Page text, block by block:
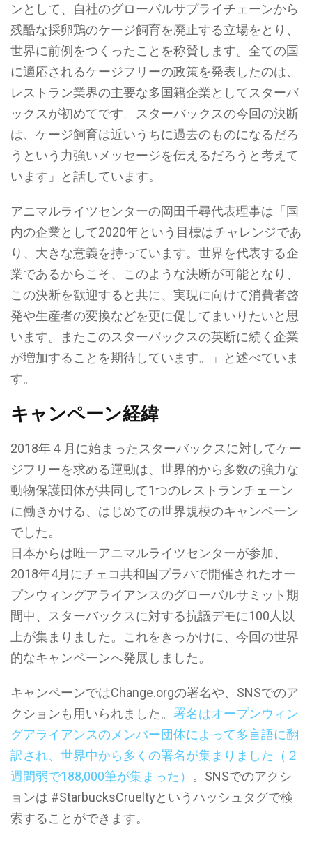
ンとして、自社のグローバルサプライチェーンから
残酷な採卵鶏のケージ飼育を廃止する立場をとり、
世界に前例をつくったことを称賛します。全ての国
に適応されるケージフリーの政策を発表したのは、
レストラン業界の主要な多国籍企業としてスターバ
ックスが初めてです。スターバックスの今回の決断
は、ケージ飼育は近いうちに過去のものになるだろ
うという力強いメッセージを伝えるだろうと考えて
います」と話しています。
アニマルライツセンターの岡田千尋代表理事は「国
内の企業として2020年という目標はチャレンジであ
り、大きな意義を持っています。世界を代表する企
業であるからこそ、このような決断が可能となり、
この決断を歓迎すると共に、実現に向けて消費者啓
発や生産者の変換などを更に促してまいりたいと思
います。またこのスターバックスの英断に続く企業
が増加することを期待しています。」と述べていま
す。
キャンペーン経緯
2018年４月に始まったスターバックスに対してケー
ジフリーを求める運動は、世界的から多数の強力な
動物保護団体が共同して1つのレストランチェーン
に働きかける、はじめての世界規模のキャンペーン
でした。
日本からは唯一アニマルライツセンターが参加、
2018年4月にチェコ共和国プラハで開催されたオー
プンウィングアライアンスのグローバルサミット期
間中、スターバックスに対する抗議デモに100人以
上が集まりました。これをきっかけに、今回の世界
的なキャンペーンへ発展しました。
キャンペーンではChange.orgの署名や、SNSでのア
クションも用いられました。 署名はオープンウィン
グアライアンスのメンバー団体によって多言語に翻
訳され、世界中から多くの署名が集まりました（２
週間弱で188,000筆が集まった） 。SNSでのアクシ
ョンは #StarbucksCrueltyというハッシュタグで検
索することができます。